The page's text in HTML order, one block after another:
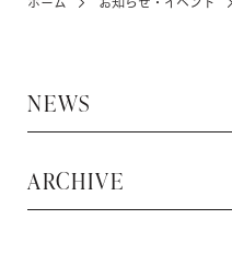
KIDS
ABOUT
NEWS
NEWS
ARCHIVE